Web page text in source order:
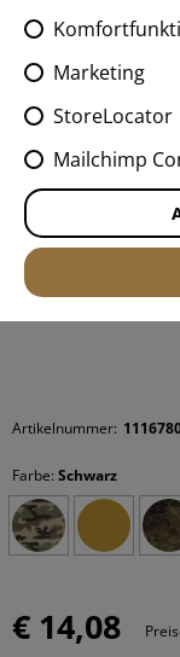
Artikelnummer:
Farbe: Schwarz
€ 14,08
Marketing
StoreLocator
Mailchimp